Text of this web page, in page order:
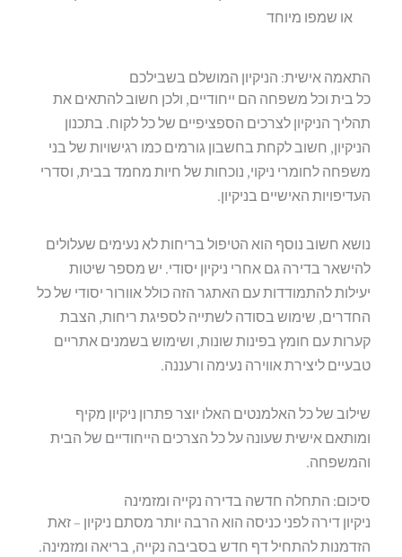
או שמפו מיוחד
התאמה אישית: הניקיון המושלם בשבילכם
כל בית וכל משפחה הם ייחודיים, ולכן חשוב להתאים את
תהליך הניקיון לצרכים הספציפיים של כל לקוח. בתכנון
הניקיון, חשוב לקחת בחשבון גורמים כמו רגישויות של בני
משפחה לחומרי ניקוי, נוכחות של חיות מחמד בבית, וסדרי
העדיפויות האישיים בניקיון.
נושא חשוב נוסף הוא הטיפול בריחות לא נעימים שעלולים
להישאר בדירה גם אחרי ניקיון יסודי. יש מספר שיטות
יעילות להתמודדות עם האתגר הזה כולל אוורור יסודי של כל
החדרים, שימוש בסודה לשתייה לספיגת ריחות, הצבת
קערות עם חומץ בפינות שונות, ושימוש בשמנים אתריים
טבעיים ליצירת אווירה נעימה ורעננה.
שילוב של כל האלמנטים האלו יוצר פתרון ניקיון מקיף
ומותאם אישית שעונה על כל הצרכים הייחודיים של הבית
והמשפחה.
סיכום: התחלה חדשה בדירה נקייה ומזמינה
ניקיון דירה לפני כניסה הוא הרבה יותר מסתם ניקיון – זאת
הזדמנות להתחיל דף חדש בסביבה נקייה, בריאה ומזמינה.